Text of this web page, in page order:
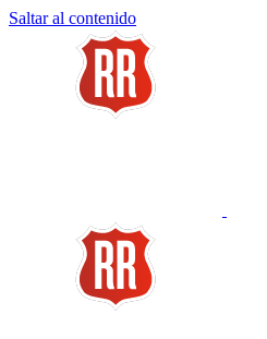
Saltar al contenido